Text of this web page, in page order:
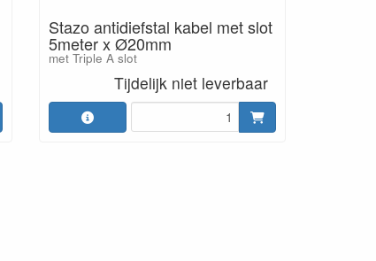
Stazo antidiefstal kabel met slot
5meter x Ø20mm
met Triple A slot
Tijdelijk niet leverbaar